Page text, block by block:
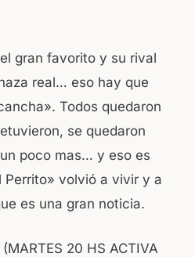
gran favorito y su rival
real… eso hay que
Todos quedaron
se quedaron
poco mas… y eso es
Perrito» volvió a vivir y a
es una gran noticia.
(MARTES 20 HS ACTIVA